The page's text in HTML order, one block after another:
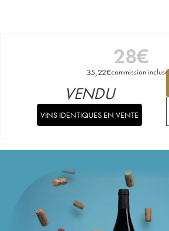
28€
35,22€commission incluse
VENDU
VINS IDENTIQUES EN VENTE